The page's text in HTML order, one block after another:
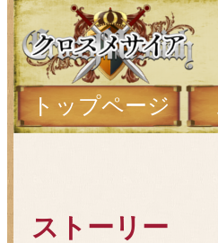
トップページ
ストーリー